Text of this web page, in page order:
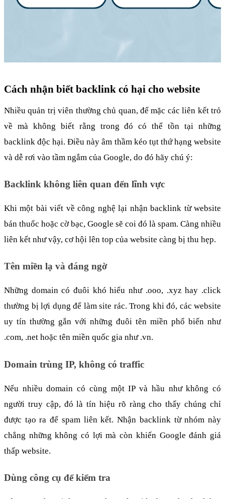
Cách nhận biết backlink có hại cho website
Nhiều quản trị viên thường chủ quan, để mặc các liên kết trỏ
về mà không biết rằng trong đó có thể tồn tại những
backlink độc hại. Điều này âm thầm kéo tụt thứ hạng website
và dễ rơi vào tầm ngắm của Google, do đó hãy chú ý:
Backlink không liên quan đến lĩnh vực
Khi một bài viết về công nghệ lại nhận backlink từ website
bán thuốc hoặc cờ bạc, Google sẽ coi đó là spam. Càng nhiều
liên kết như vậy, cơ hội lên top của website càng bị thu hẹp.
Tên miền lạ và đáng ngờ
Những domain có đuôi khó hiểu như .ooo, .xyz hay .click
thường bị lợi dụng để làm site rác. Trong khi đó, các website
uy tín thường gắn với những đuôi tên miền phổ biến như
.com, .net hoặc tên miền quốc gia như .vn.
Domain trùng IP, không có traffic
Nếu nhiều domain có cùng một IP và hầu như không có
người truy cập, đó là tín hiệu rõ ràng cho thấy chúng chỉ
được tạo ra để spam liên kết. Nhận backlink từ nhóm này
chẳng những không có lợi mà còn khiến Google đánh giá
thấp website.
Dùng công cụ để kiểm tra